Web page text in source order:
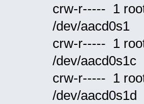
crw-r----- 1
/dev/aacd0s1
crw-r----- 1
/dev/aacd0s1c
crw-r----- 1
/dev/aacd0s1d